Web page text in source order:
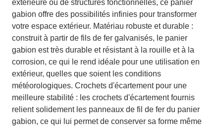
extérieure ou de structures fonctionnelles, ce panier
gabion offre des possibilités infinies pour transformer
votre espace extérieur. Matériau robuste et durable :
construit à partir de fils de fer galvanisés, le panier
gabion est très durable et résistant à la rouille et à la
corrosion, ce qui le rend idéale pour une utilisation en
extérieur, quelles que soient les conditions
météorologiques. Crochets d'écartement pour une
meilleure stabilité : les crochets d'écartement fournis
relient solidement les panneaux de fil de fer du panier
gabion, ce qui lui permet de conserver sa forme même